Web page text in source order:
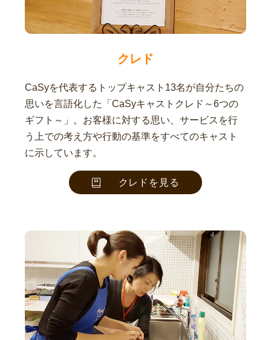
クレド
CaSyを代表するトップキャスト13名が自分たちの
思いを言語化した「CaSyキャストクレド～6つの
ギフト～」。お客様に対する思い、サービスを行
う上での考え方や行動の基準をすべてのキャスト
に示しています。
クレドを見る